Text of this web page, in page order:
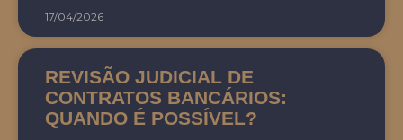
17/04/2026
REVISÃO JUDICIAL DE
CONTRATOS BANCÁRIOS:
QUANDO É POSSÍVEL?